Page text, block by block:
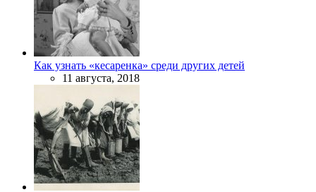
Как узнать «кесаренка» среди других детей
11 августа, 2018